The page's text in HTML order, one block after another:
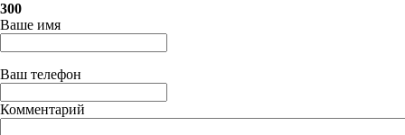
300
Ваше имя
Ваш телефон
Комментарий